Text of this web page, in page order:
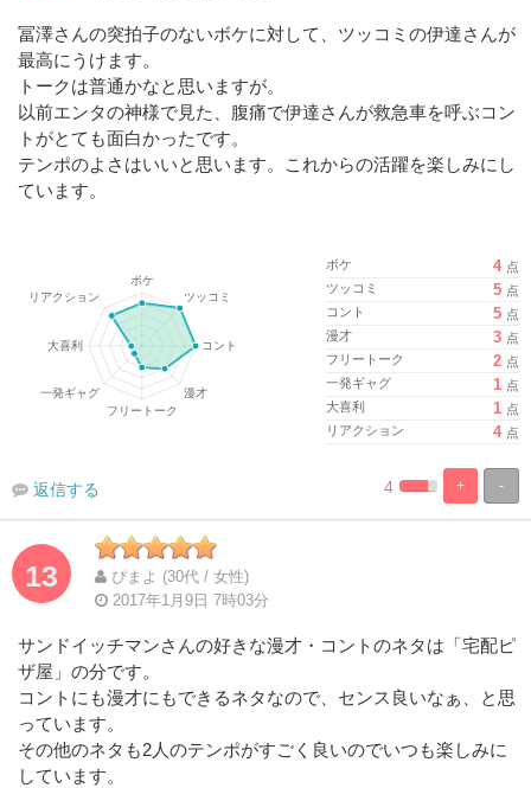
冨澤さんの突拍子のないボケに対して、ツッコミの伊達さんが
最高にうけます。
トークは普通かなと思いますが。
以前エンタの神様で見た、腹痛で伊達さんが救急車を呼ぶコン
トがとても面白かったです。
テンポのよさはいいと思います。これからの活躍を楽しみにし
ています。
ボケ 4 点
ツッコミ
5 点
コント
5 点
漫才
3 点
フリートーク
2 点
一発ギャグ
1 点
大喜利
1 点
リアクション
4 点
-
+
% 100%
4
返信する
13
ぴまよ (30代 / 女性)
2017年1月9日 7時03分
サンドイッチマンさんの好きな漫才・コントのネタは「宅配ピ
ザ屋」の分です。
コントにも漫才にもできるネタなので、センス良いなぁ、と思
っています。
その他のネタも2人のテンポがすごく良いのでいつも楽しみに
しています。